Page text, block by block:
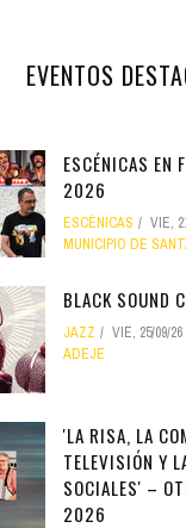
EVENTOS
ESCÉNICAS EN
2026
ESCÉNICAS VIE,
MUNICIPIO DE
BLACK SOUND
JAZZ VIE, 25/09/26
ADEJE
'LA RISA, LA
TELEVISIÓN Y
SOCIALES' –
2026